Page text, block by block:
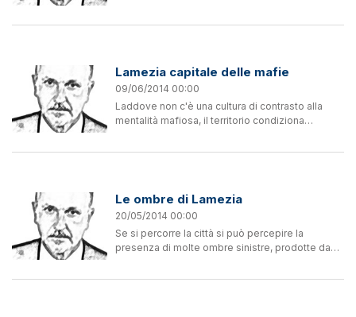
Lamezia capitale delle mafie
09/06/2014 00:00
Laddove non c'è una cultura di contrasto alla
mentalità mafiosa, il territorio condiziona
Le ombre di Lamezia
20/05/2014 00:00
Se si percorre la città si può percepire la
presenza di molte ombre sinistre, prodotte da